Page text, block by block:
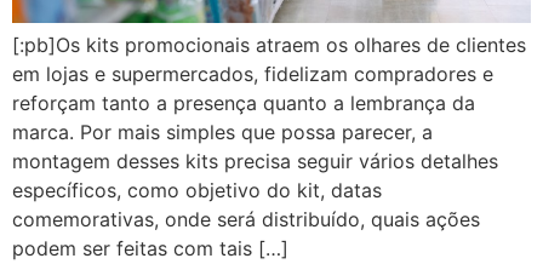
[:pb]Os kits promocionais atraem os olhares de clientes
em lojas e supermercados, fidelizam compradores e
reforçam tanto a presença quanto a lembrança da
marca. Por mais simples que possa parecer, a
montagem desses kits precisa seguir vários detalhes
específicos, como objetivo do kit, datas
comemorativas, onde será distribuído, quais ações
podem ser feitas com tais […]